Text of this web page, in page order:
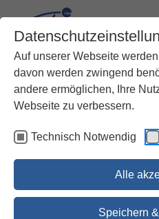
Auf unserer Webseite
davon werden zwingend
andere ermöglichen, Ihre
Webseite zu verbessern.
Technisch Notwendig
Alle
Speichern